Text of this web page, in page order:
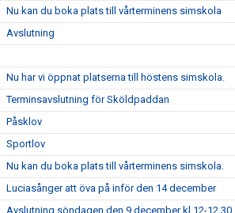
Nu kan du boka plats till vårterminens simskola
Avslutning
Nu har vi öppnat platserna till höstens simskola.
Terminsavslutning för Sköldpaddan
Påsklov
Sportlov
Nu kan du boka plats till vårterminens simskola.
Luciasånger att öva på inför den 14 december
Avslutning söndagen den 9 december kl 12-12.30